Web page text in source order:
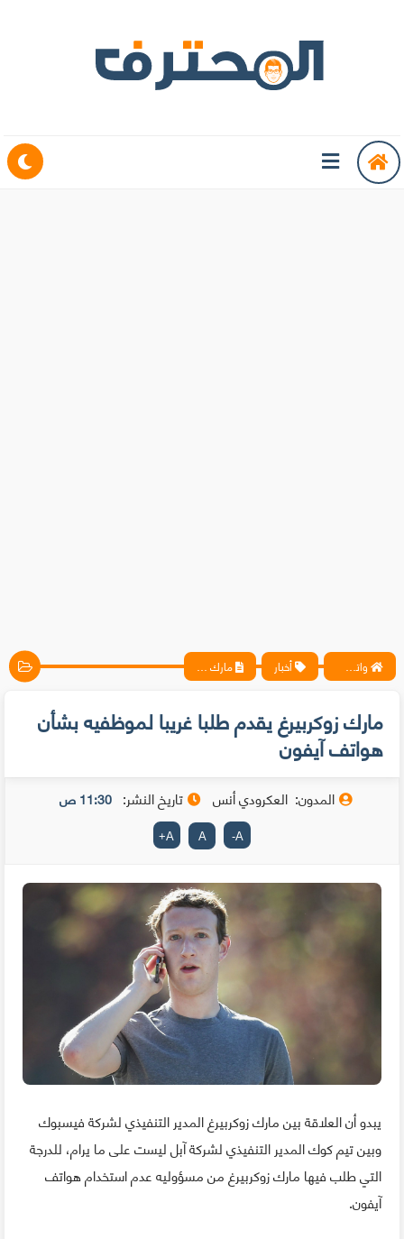
واتس آب ، فيسبوك ، أنترنت ، شروحات تقنية حصرية - المحترف أخبار مارك زوكربيرغ يقدم طلبا غريبا لموظفيه بشأن هواتف آيفون
مارك زوكربيرغ يقدم طلبا غريبا لموظفيه بشأن
هواتف آيفون
المدون: العكرودي أنس تاريخ النشر: 11:30 ص
A
-
A
A
+
يبدو أن العلاقة بين مارك زوكربيرغ المدير التنفيذي لشركة فيسبوك
وبين تيم كوك المدير التنفيذي لشركة آبل ليست على ما يرام، للدرجة
التي طلب فيها مارك زوكربيرغ من مسؤوليه عدم استخدام هواتف
آيفون.